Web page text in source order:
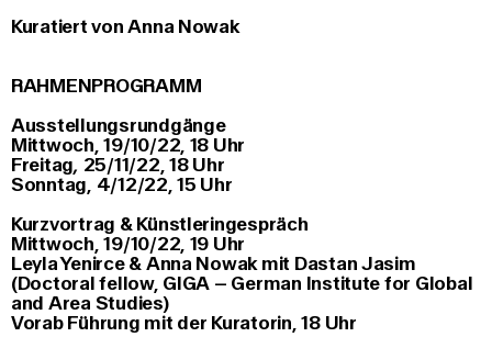
Kuratiert von Anna Nowak
RAHMENPROGRAMM
Ausstellungsrundgänge
Mittwoch, 19/10/22, 18 Uhr
Freitag, 25/11/22, 18 Uhr
Sonntag, 4/12/22, 15 Uhr
Kurzvortrag & Künstleringespräch
Mittwoch, 19/10/22, 19 Uhr
Leyla Yenirce & Anna Nowak mit Dastan Jasim
(Doctoral fellow, GIGA – German Institute for Global
and Area Studies)
Vorab Führung mit der Kuratorin, 18 Uhr